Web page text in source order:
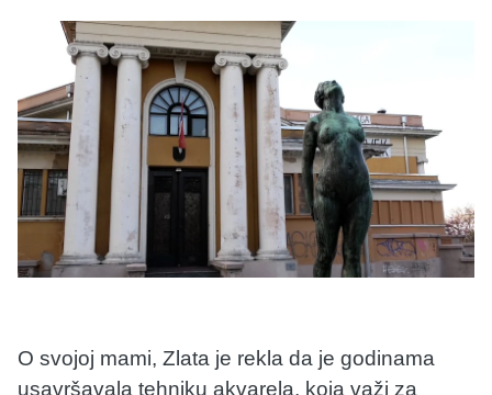
O svojoj mami, Zlata je rekla da je godinama
usavršavala tehniku akvarela, koja važi za